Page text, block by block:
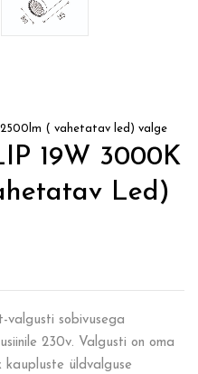
( vahetatav led) valge
19W 3000K
Led)
valgusti sobivusega
230v. Valgusti on oma
kaupluste üldvalguse